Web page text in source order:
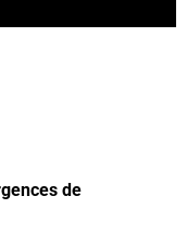
de